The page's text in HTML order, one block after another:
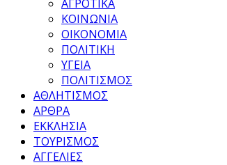
ΑΓΡΟΤΙΚΑ
ΚΟΙΝΩΝΙΑ
ΟΙΚΟΝΟΜΙΑ
ΠΟΛΙΤΙΚΗ
ΥΓΕΙΑ
ΠΟΛΙΤΙΣΜΟΣ
ΑΘΛΗΤΙΣΜΟΣ
ΑΡΘΡΑ
ΕΚΚΛΗΣΙΑ
ΤΟΥΡΙΣΜΟΣ
ΑΓΓΕΛΙΕΣ